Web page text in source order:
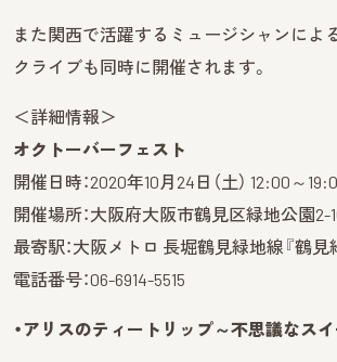
また関西で活躍するミュージシャンによ
クライブも同時に開催されます。
＜詳細情報＞
オクトーバーフェスト
開催日時：2020年10月24日（土） 12:00～
開催場所：大阪府大阪市鶴見区緑地公園2-
最寄駅：大阪メトロ 長堀鶴見緑地線『鶴見
電話番号：06-6914-5515
・アリスのティートリップ～不思議なス